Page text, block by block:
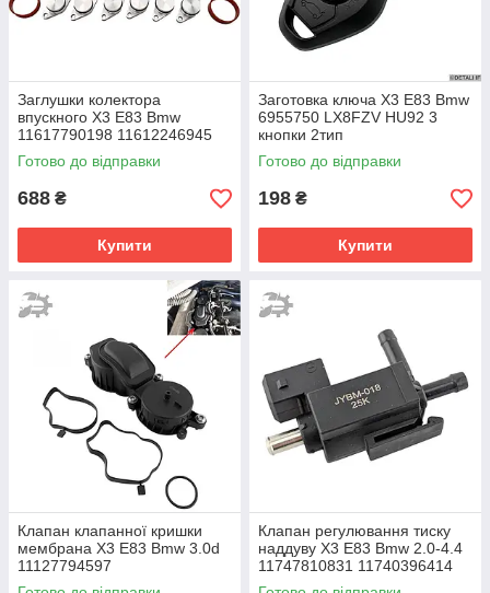
Заглушки колектора
впускного X3 E83 Bmw
11617790198 11612246945
11612245439 11612246949
22mm
Готово до відправки
688 ₴
Купити
Заготовка ключа X3 E83 Bmw
6955750 LX8FZV HU92 3
кнопки 2тип
Готово до відправки
198 ₴
Купити
Клапан клапанної кришки
мембрана X3 E83 Bmw 3.0d
11127794597
Клапан регулювання тиску
наддуву X3 E83 Bmw 2.0-4.4
11747810831 11740396414
11741742712 702318010